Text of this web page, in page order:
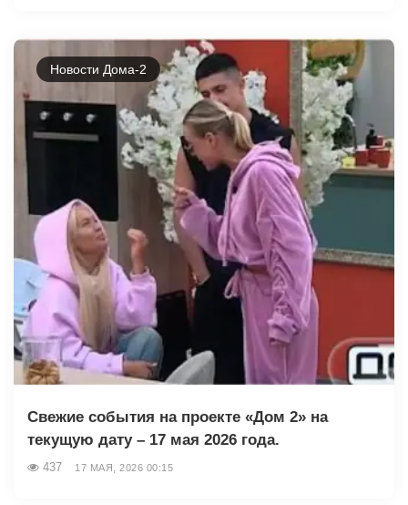
Новости Дома-2
Свежие события на проекте «Дом 2» на
текущую дату – 17 мая 2026 года.
437 17 МАЯ, 2026 00:15